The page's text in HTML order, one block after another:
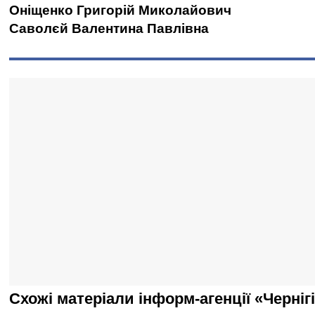
Оніщенко Григорій Миколайович
Саволєй Валентина Павлівна
Схожі матеріали інформ-агенції